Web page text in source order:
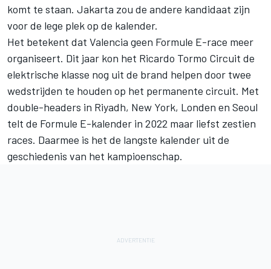
komt te staan. Jakarta zou de andere kandidaat zijn
voor de lege plek op de kalender.
Het betekent dat Valencia geen Formule E-race meer
organiseert. Dit jaar kon het Ricardo Tormo Circuit de
elektrische klasse nog uit de brand helpen door twee
wedstrijden te houden op het permanente circuit. Met
double-headers in Riyadh, New York, Londen en Seoul
telt de Formule E-kalender in 2022 maar liefst zestien
races. Daarmee is het de langste kalender uit de
geschiedenis van het kampioenschap.